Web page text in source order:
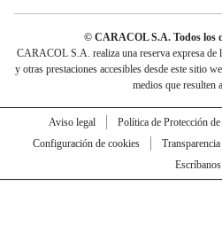
© CARACOL S.A. Todos los
CARACOL S.A. realiza una reserva expresa de
y otras prestaciones accesibles desde este sitio
medios que resulten
Aviso legal Política de Protección
Configuración de cookies
Transparencia
Escríbanos